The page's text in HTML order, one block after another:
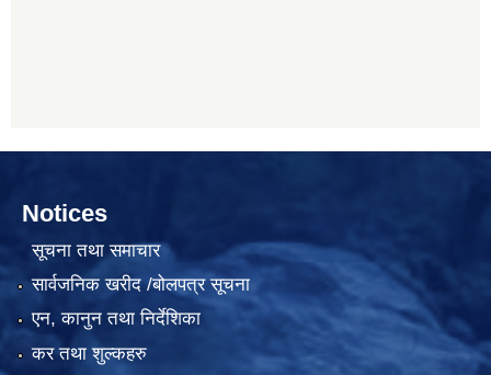
Notices
सूचना तथा समाचार
सार्वजनिक खरीद /बोलपत्र सूचना
एन, कानुन तथा निर्देशिका
कर तथा शुल्कहरु